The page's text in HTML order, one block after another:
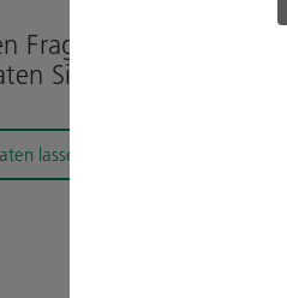
Fragen zum Produkt?
Sie gerne!
lassen